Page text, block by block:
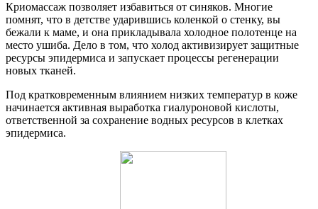
Криомассаж позволяет избавиться от синяков. Многие
помнят, что в детстве ударившись коленкой о стенку, вы
бежали к маме, и она прикладывала холодное полотенце на
место ушиба. Дело в том, что холод активизирует защитные
ресурсы эпидермиса и запускает процессы регенерации
новых тканей.
Под кратковременным влиянием низких температур в коже
начинается активная выработка гиалуроновой кислоты,
ответственной за сохранение водных ресурсов в клетках
эпидермиса.